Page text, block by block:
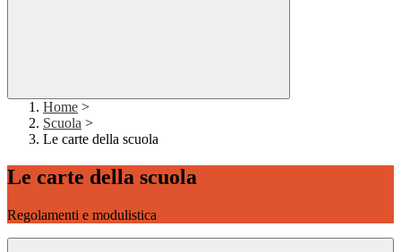
Home >
Scuola >
Le carte della scuola
Le carte della scuola
Regolamenti e modulistica